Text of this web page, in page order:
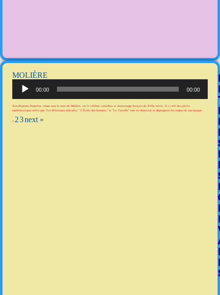
MOLIÈRE
00:00 00:00
Jean-Baptiste Poquelin, connu sous le nom de Molière, est le célèbre comédien et dramaturge français du XVIIe siècle. Il a créé des pièces
emblématiques telles que "Les Précieuses ridicules," "L'École des femmes," et "Le Tartuffe" tout en observant et dépeignant les mœurs de son époque.
1 23next »